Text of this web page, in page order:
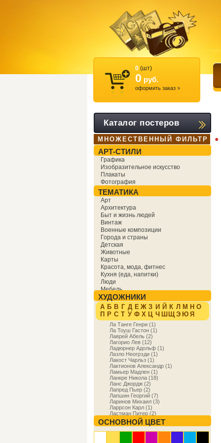
0 (шт)
0 руб.
оформить заказ
Каталог постеров
МНОЖЕСТВЕННЫЙ ФИЛЬТР ●
АРТ-СТИЛИ
Графика
Изобразительное искусство
Плакаты
Фотография
ТЕМАТИКА
Арт
Архитектура
Быт и жизнь людей
Винтаж
Военные композиции
Города и страны
Детская
Животные
Карты
Красота, мода, фитнес
Кухня (еда, напитки)
Люди
Мебель
Мировая культура
Музыка
Надписи
Образование
Отдых
Охота
Праздники
Природа
Религия и духовность
Спорт
Сфера деятельности
Транспорт
Фракталы
Фэнтези
Цветы
Юмор
ХУДОЖНИКИ
А Б В Г Д Е Ж З И Й К Л М Н О
П Р С Т У Ф Х Ц Ч Ш Щ Э Ю Я
Ла Танге Генри (1)
Ла Тоуш Гастон (1)
Лаврей Абель (2)
Лагорио Лев (12)
Ладюрнер Адольф (1)
Лазло Неогрэди (1)
Лакост Чарльз (1)
Лактионов Александр (1)
Ламьер Мадлен (1)
Ланкре Никола (18)
Ланс Джордж (2)
Лапред Пьер (2)
Лапшин Георгий (7)
Ларинов Михаил (3)
Ларрсон Карл (1)
Ластман Питер (2)
Лаффит Луис (1)
Лдюпюи Мишель (1)
Ле Корбюзье (1)
ОСНОВНОЙ ЦВЕТ